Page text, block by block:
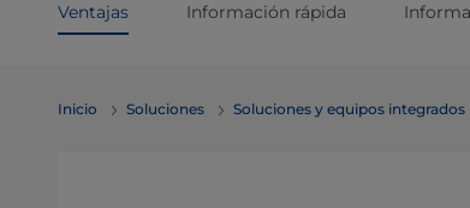
Ventajas Información rápida
Inicio Soluciones Soluciones y equipos